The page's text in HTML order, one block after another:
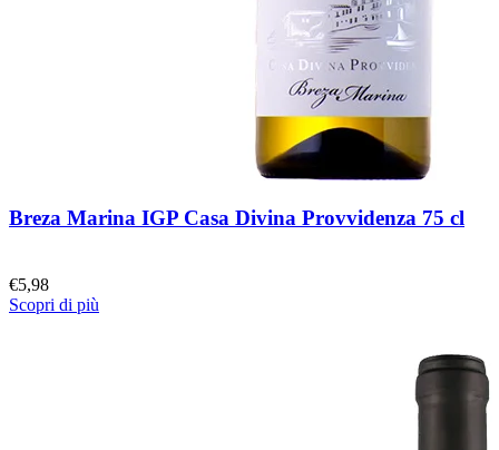
Breza Marina IGP Casa Divina Provvidenza 75 cl
€5,98
Scopri di più